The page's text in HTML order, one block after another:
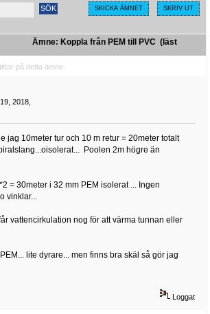
SKICKA ÄMNET SKRIV UT
Ämne: Koppla från PEM till PVC (läst
på detta ämne.
2018,
jag 10meter tur och 10 m retur = 20meter totalt
Poolen 2m högre än
= 30meter i 32 mm PEM isolerat ... Ingen
vinklar...
vattencirkulation nog för att värma tunnan eller
lite dyrare... men finns bra skäl så gör jag
Loggat